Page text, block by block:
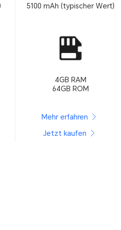
5100 mAh (typischer Wert)
4GB RAM
64GB ROM
Mehr erfahren
Jetzt kaufen